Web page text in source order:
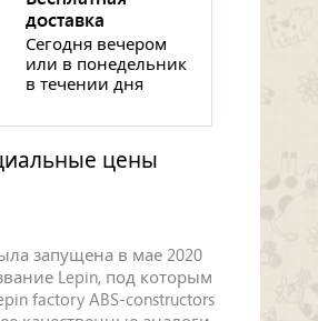
доставка
Сегодня вечером
или в понедельник
в течении дня
цены
запущена в мае 2020
Lepin, под которым
factory ABS-constructors